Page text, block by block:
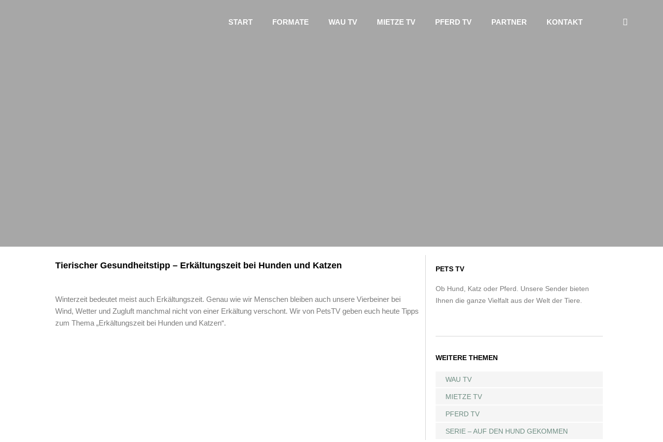
START FORMATE WAU TV MIETZE TV PFERD TV PARTNER KONTAKT
Tierischer Gesundheitstipp – Erkältungszeit bei Hunden und Katzen
Winterzeit bedeutet meist auch Erkältungszeit. Genau wie wir Menschen bleiben auch unsere Vierbeiner bei
Wind, Wetter und Zugluft manchmal nicht von einer Erkältung verschont. Wir von PetsTV geben euch heute Tipps
zum Thema „Erkältungszeit bei Hunden und Katzen“.
PETS TV
Ob Hund, Katz oder Pferd. Unsere Sender bieten
Ihnen die ganze Vielfalt aus der Welt der Tiere.
WEITERE THEMEN
WAU TV
MIETZE TV
PFERD TV
SERIE – AUF DEN HUND GEKOMMEN